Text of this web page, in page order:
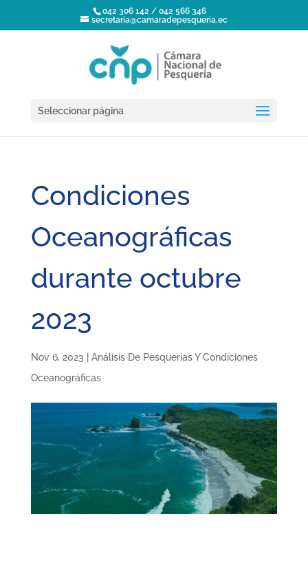
042 306 142 / 042 566 346
secretaria@camaradepesqueria.ec
Seleccionar página
Condiciones
Oceanográficas
durante octubre
2023
Nov 6, 2023
Análisis De Pesquerías Y Condiciones
Oceanográficas